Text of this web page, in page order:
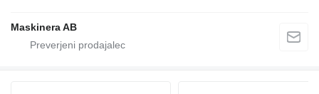
Maskinera AB